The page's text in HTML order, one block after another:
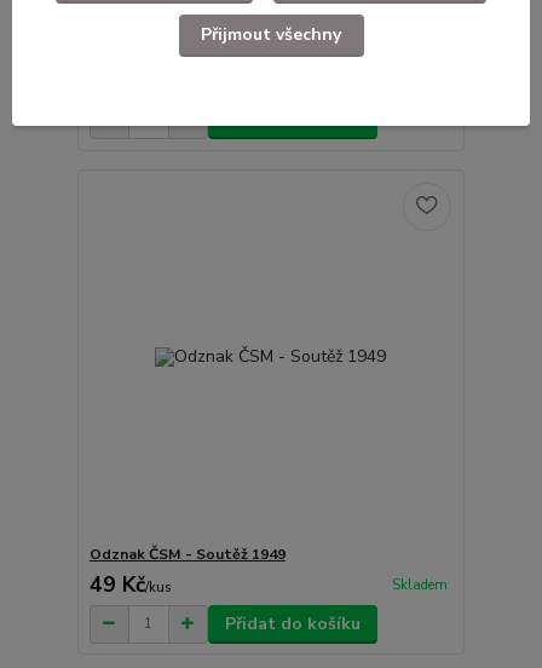
Odznak Lyžař ČSSR
Odznak ČSM - Soutěž 1949
49 Kč/kus Skladem
Přidat do košíku
Přijmout všechny